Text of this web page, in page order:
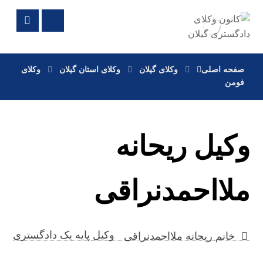
صفحه اصلی وکلای گیلان وکلای استان گیلان
وکلای
فومن
وکیل ریحانه
ملااحمدنراقی
خانم ریحانه ملااحمدنراقی وکیل پایه یک دادگستری